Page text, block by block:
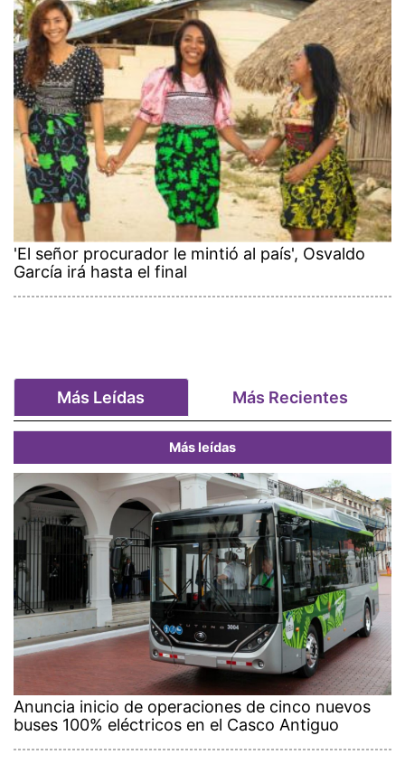
'El señor procurador le mintió al país', Osvaldo
García irá hasta el final
Más Leídas Más Recientes
Más leídas
Anuncia inicio de operaciones de cinco nuevos
buses 100% eléctricos en el Casco Antiguo